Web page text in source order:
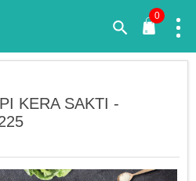
0
KERA SAKTI -